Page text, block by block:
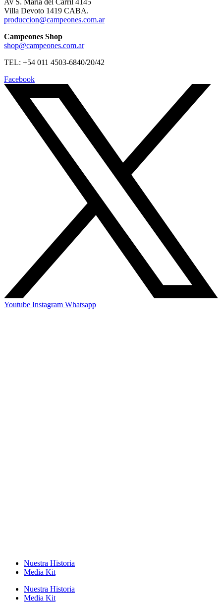
Villa Devoto 1419 CABA.
produccion@campeones.com.ar
Campeones Shop
shop@campeones.com.ar
TEL: +54 011 4503-6840/20/42
Facebook
Youtube Instagram Whatsapp
Nuestra Historia
Media Kit
Nuestra Historia
Media Kit